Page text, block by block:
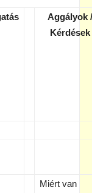
Aggályok /
Kérdések
Miért van